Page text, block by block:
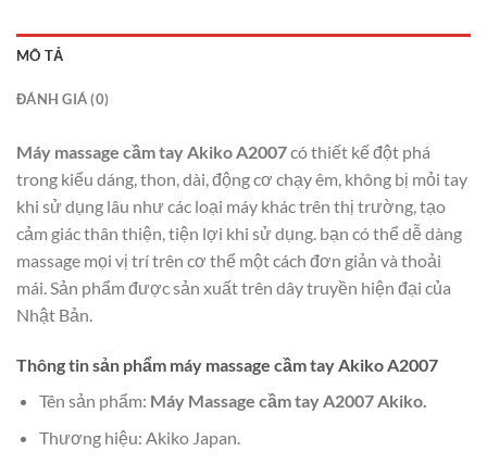
MÔ TẢ
ĐÁNH GIÁ (0)
Máy massage cầm tay Akiko A2007có thiết kế đột phá
trong kiểu dáng, thon, dài, động cơ chạy êm, không bị mỏi tay
khi sử dụng lâu như các loại máy khác trên thị trường, tạo
cảm giác thân thiện, tiện lợi khi sử dụng. bạn có thể dễ dàng
massage mọi vị trí trên cơ thể một cách đơn giản và thoải
mái. Sản phẩm được sản xuất trên dây truyền hiện đại của
Nhật Bản.
Thông tin sản phẩm máy massage cầm tay Akiko A2007
Tên sản phẩm: Máy Massage cầm tay A2007 Akiko.
Thương hiệu: Akiko Japan.